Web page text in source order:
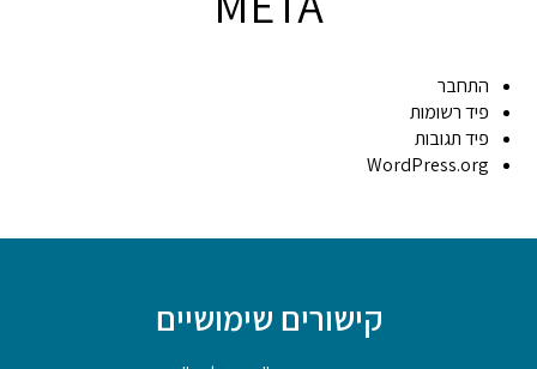
התחבר
פיד רשומות
פיד תגובות
WordPress.org
קישורים שימושיים